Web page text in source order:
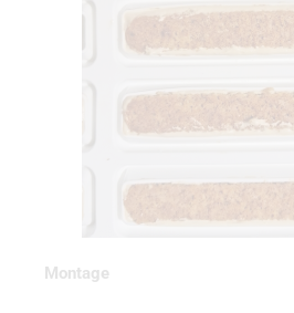
Montage